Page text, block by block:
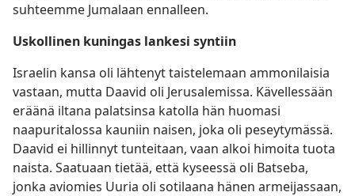
suhteemme Jumalaan ennalleen.
Uskollinen kuningas lankesi syntiin
Israelin kansa oli lähtenyt taistelemaan ammonilaisia
vastaan, mutta Daavid oli Jerusalemissa. Kävellessään
eräänä iltana palatsinsa katolla hän huomasi
naapuritalossa kauniin naisen, joka oli peseytymässä.
Daavid ei hillinnyt tunteitaan, vaan alkoi himoita tuota
naista. Saatuaan tietää, että kyseessä oli Batseba,
jonka aviomies Uuria oli sotilaana hänen armeijassaan,